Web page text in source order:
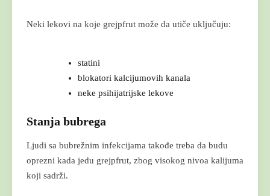
Neki lekovi na koje grejpfrut može da utiče uključuju:
statini
blokatori kalcijumovih kanala
neke psihijatrijske lekove
Stanja bubrega
Ljudi sa bubrežnim infekcijama takođe treba da budu
oprezni kada jedu grejpfrut, zbog visokog nivoa kalijuma
koji sadrži.